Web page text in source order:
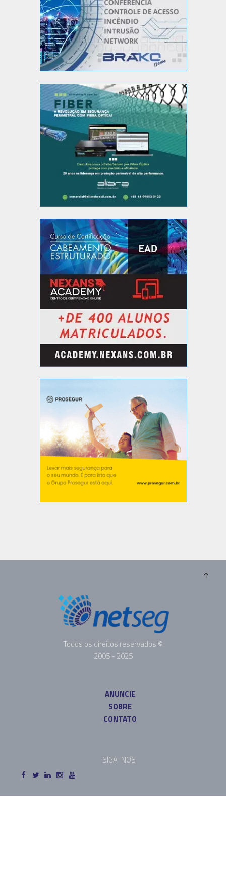
Todos os direitos reservados ©
2005 - 2025
ANUNCIE
SOBRE
CONTATO
SIGA-NOS